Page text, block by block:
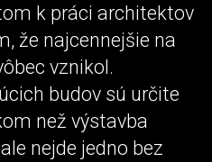
k práci architektov
že najcennejšie na
vznikol.
budov sú určite
než výstavba
nejde jedno bez